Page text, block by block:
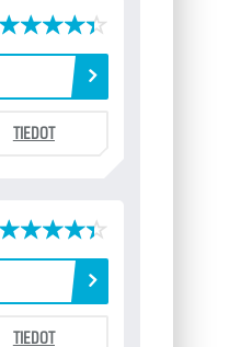
TIEDOT
TIEDOT